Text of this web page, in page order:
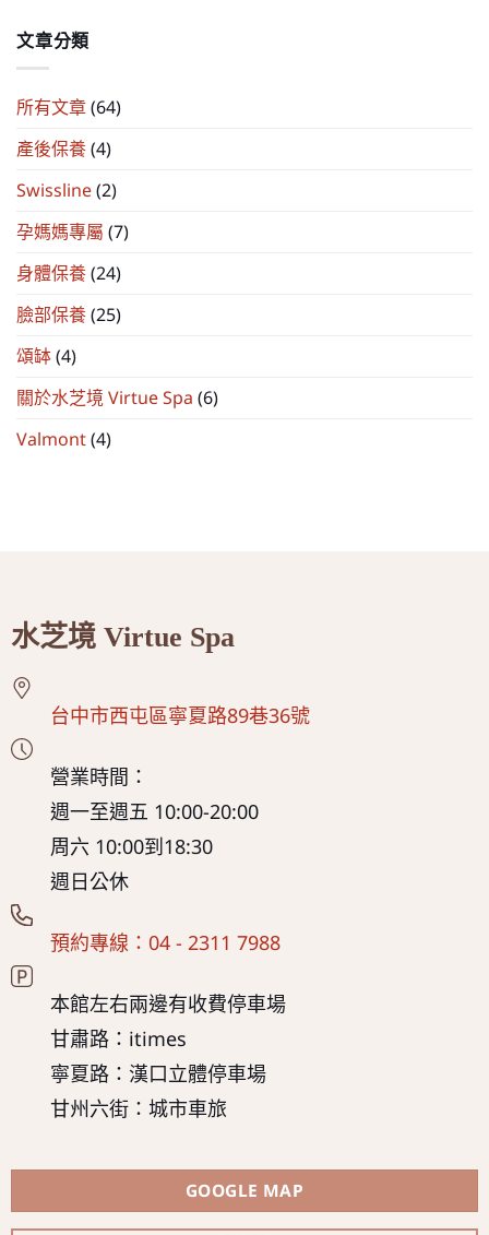
文章分類
所有文章(64)
產後保養(4)
Swissline(2)
孕媽媽專屬 (7)
身體保養(24)
臉部保養(25)
頌缽(4)
關於水芝境 Virtue Spa (6)
Valmont(4)
水芝境 Virtue Spa
台中市西屯區寧夏路89巷36號
營業時間：
週一至週五 10:00-20:00
周六 10:00到18:30
週日公休
預約專線：04 - 2311 7988
本館左右兩邊有收費停車場
甘肅路：itimes
寧夏路：漢口立體停車場
甘州六街：城市車旅
GOOGLE MAP